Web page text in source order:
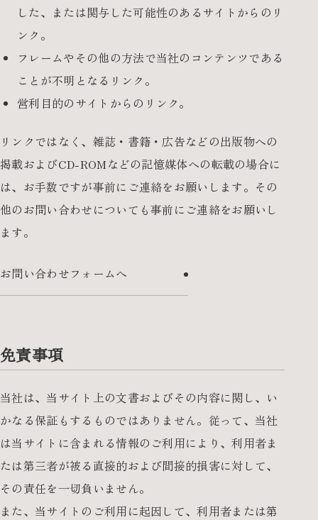
した、または関与した可能性のあるサイトからのリ
ンク。
フレームやその他の方法で当社のコンテンツである
ことが不明となるリンク。
営利目的のサイトからのリンク。
リンクではなく、雑誌・書籍・広告などの出版物への
掲載およびCD-ROMなどの記憶媒体への転載の場合に
は、お手数ですが事前にご連絡をお願いします。その
他のお問い合わせについても事前にご連絡をお願いし
ます。
お問い合わせフォームへ
免責事項
当社は、当サイト上の文書およびその内容に関し、い
かなる保証もするものではありません。従って、当社
は当サイトに含まれる情報のご利用により、利用者ま
たは第三者が被る直接的および間接的損害に対して、
その責任を一切負いません。
また、当サイトのご利用に起因して、利用者または第